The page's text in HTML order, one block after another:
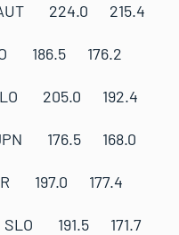
224.0 215.4
186.5 176.2
205.0 192.4
176.5 168.0
197.0 177.4
191.5 171.7